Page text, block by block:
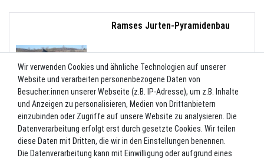
Ramses Jurten-Pyramidenbau
370,00 €
Tortuga Jurten-Erdstreifen 639 x 40
cm
Wir verwenden Cookies und ähnliche Technologien auf unserer
Website und verarbeiten personenbezogene Daten von
Besucher:innen unserer Webseite (z.B. IP-Adresse), um z.B. Inhalte
und Anzeigen zu personalisieren, Medien von Drittanbietern
einzubinden oder Zugriffe auf unsere Website zu analysieren. Die
Datenverarbeitung erfolgt erst durch gesetzte Cookies. Wir teilen
diese Daten mit Dritten, die wir in den Einstellungen benennen.
Die Datenverarbeitung kann mit Einwilligung oder aufgrund eines